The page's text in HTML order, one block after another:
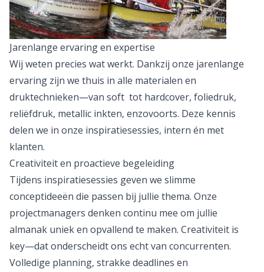
Jarenlange ervaring en expertise
Wij weten precies wat werkt. Dankzij onze jarenlange
ervaring zijn we thuis in alle materialen en
druktechnieken—van soft tot hardcover, foliedruk,
reliëfdruk, metallic inkten, enzovoorts. Deze kennis
delen we in onze inspiratiesessies, intern én met
klanten.
Creativiteit en proactieve begeleiding
Tijdens inspiratiesessies geven we slimme
conceptideeën die passen bij jullie thema. Onze
projectmanagers denken continu mee om jullie
almanak uniek en opvallend te maken. Creativiteit is
key—dat onderscheidt ons echt van concurrenten.
Volledige planning, strakke deadlines en